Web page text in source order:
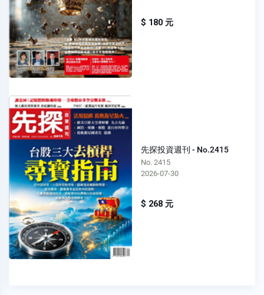
$ 180 元
先探投資週刊 - No.2415
No. 2415
2026-07-30
$ 268 元